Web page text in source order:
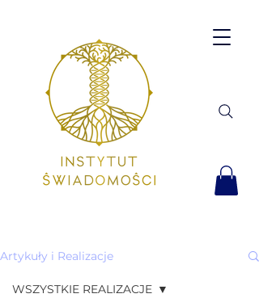
Artykuły i Realizacje
WSZYSTKIE REALIZACJE